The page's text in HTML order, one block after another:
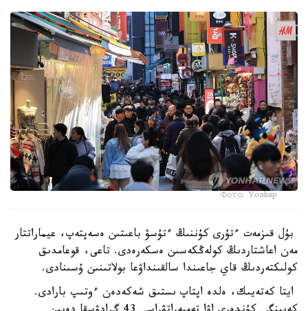
Фото: Yonhap
بۇل قىزمەت ءتۇرى كۇننىڭ ءتۇسۋ باعىتىن ەسەپتەپ، عيماراتتار
مەن اعاشتاردىڭ كولەڭكەسىن ەسكەرەدى. تاعى، قوعامدىق
كولىكتەردىڭ قاي جاعىندا سالقىنداۋعا بولاتىنىن ۇسىنادى.
ايتا كەتەيىك، ەلدە اپتاپ ىستىق شەكەدەن ءوتىپ بارادى.